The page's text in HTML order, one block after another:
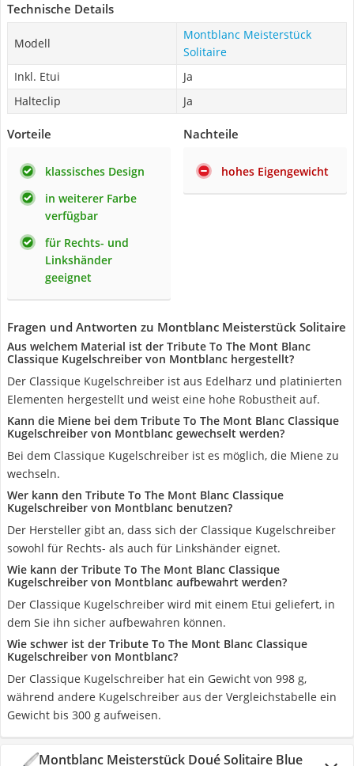
Technische Details
Modell
Montblanc Meisterstück
Solitaire
Inkl. Etui
Ja
Halteclip
Ja
Vorteile
klassisches Design
in weiterer Farbe
verfügbar
für Rechts- und
Linkshänder
geeignet
Nachteile
hohes Eigengewicht
Fragen und Antworten zu Montblanc Meisterstück Solitaire
Aus welchem Material ist der Tribute To The Mont Blanc
Classique Kugelschreiber von Montblanc hergestellt?
Der Classique Kugelschreiber ist aus Edelharz und platinierten
Elementen hergestellt und weist eine hohe Robustheit auf.
Kann die Miene bei dem Tribute To The Mont Blanc Classique
Kugelschreiber von Montblanc gewechselt werden?
Bei dem Classique Kugelschreiber ist es möglich, die Miene zu
wechseln.
Wer kann den Tribute To The Mont Blanc Classique
Kugelschreiber von Montblanc benutzen?
Der Hersteller gibt an, dass sich der Classique Kugelschreiber
sowohl für Rechts- als auch für Linkshänder eignet.
Wie kann der Tribute To The Mont Blanc Classique
Kugelschreiber von Montblanc aufbewahrt werden?
Der Classique Kugelschreiber wird mit einem Etui geliefert, in
dem Sie ihn sicher aufbewahren können.
Wie schwer ist der Tribute To The Mont Blanc Classique
Kugelschreiber von Montblanc?
Der Classique Kugelschreiber hat ein Gewicht von 998 g,
während andere Kugelschreiber aus der Vergleichstabelle ein
Gewicht bis 300 g aufweisen.
Montblanc Meisterstück Doué Solitaire Blue